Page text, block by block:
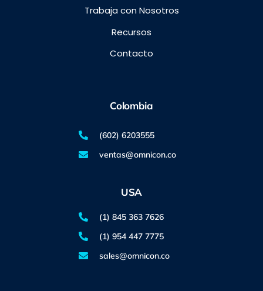
Trabaja con Nosotros
Recursos
Contacto
Colombia
(602) 6203555
ventas@omnicon.co
USA
(1) 845 363 7626
(1) 954 447 7775
sales@omnicon.co